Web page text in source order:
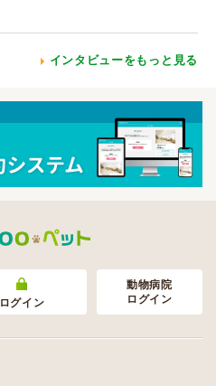
インタビューをもっと見る
ログイン
動物病院
ログイン